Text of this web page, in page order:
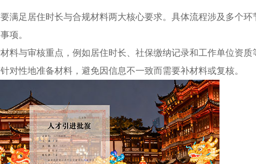
足居住时长与合规材料两大核心要求。具体流程涉及多个环
项。
与审核重点，例如居住时长、社保缴纳记录和工作单位资质
对性地准备材料，避免因信息不一致而需要补材料或复核。